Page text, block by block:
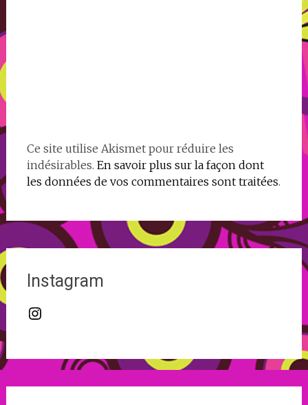
Ce site utilise Akismet pour réduire les
indésirables. En savoir plus sur la façon dont
les données de vos commentaires sont traitées.
Instagram
Instagram